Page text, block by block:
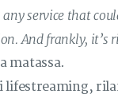
service that
And frankly, it’s
matassa.
lifestreaming,